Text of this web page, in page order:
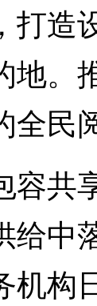
打造
地。
全民
共享
给中
机构